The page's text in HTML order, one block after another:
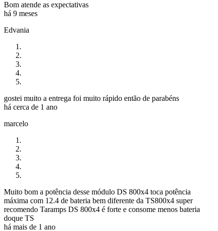
Bom atende as expectativas
há 9 meses
Edvania
gostei muito a entrega foi muito rápido então de parabéns
há cerca de 1 ano
marcelo
Muito bom a potência desse módulo DS 800x4 toca potência
máxima com 12.4 de bateria bem diferente da TS800x4 super
recomendo Taramps DS 800x4 é forte e consome menos bateria
doque TS
há mais de 1 ano